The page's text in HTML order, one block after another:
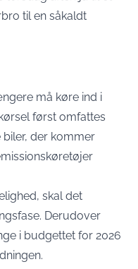
til en såkaldt
må køre ind i
først omfattes
der kommer
skal det
Derudover
i budgettet for 2026